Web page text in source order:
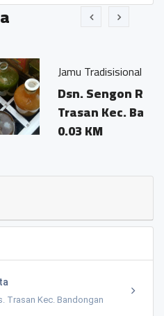
Tradisisional Madun
Sengon RT04/03 Ds.
Kec. Bandongan
KM
Trasan Kec. Bandongan